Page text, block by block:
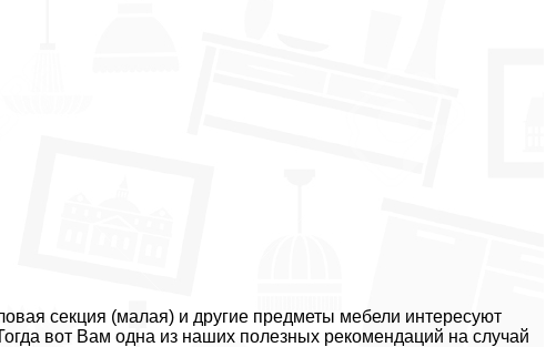
секция (малая) и другие предметы мебели интересуют
вот Вам одна из наших полезных рекомендаций на случай